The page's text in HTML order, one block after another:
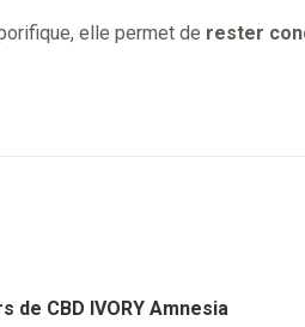
elle permet de rester
de CBD IVORY Amnesia